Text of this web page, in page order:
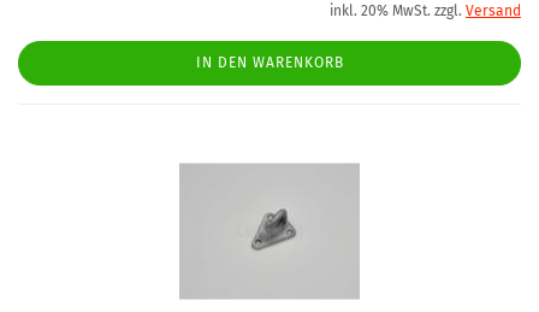
inkl. 20% MwSt. zzgl. Versand
IN DEN WARENKORB